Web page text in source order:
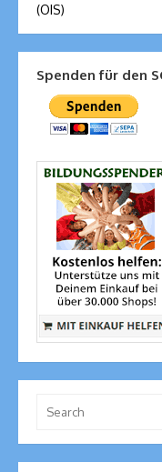
(OIS)
Spenden für den
for: